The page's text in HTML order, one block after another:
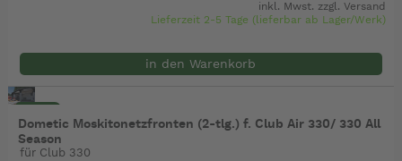
inkl. Mwst. zzgl.Versand
Lieferzeit 2-5 Tage (lieferbar ab Lager/Werk)
in den Warenkorb
Dometic Moskitonetzfronten (2-tlg.) f. Club Air 330/ 330 All
Season
für Club 330